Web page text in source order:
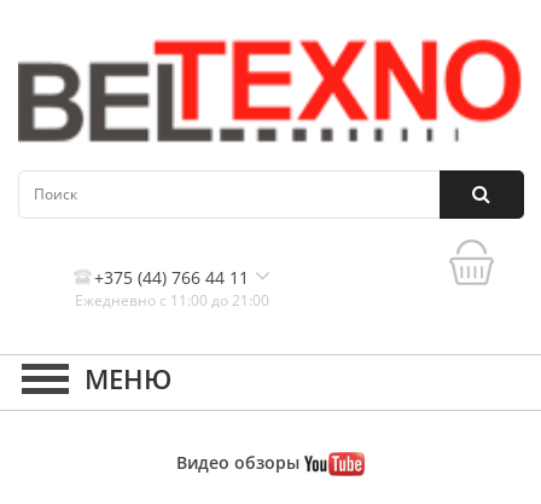
+375 (44) 766 44 11
Ежедневно с 11:00 до 21:00
Контакты, и схема проезда
Видео обзоры